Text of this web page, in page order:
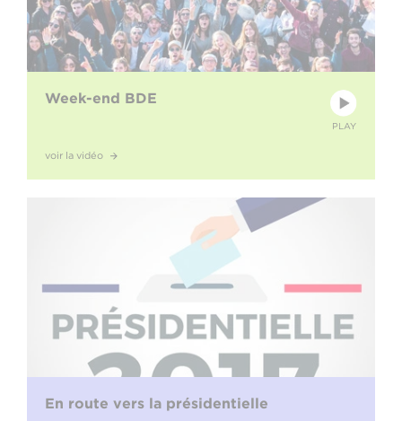
PLAY
Week-end BDE
voir la vidéo
En route vers la présidentielle